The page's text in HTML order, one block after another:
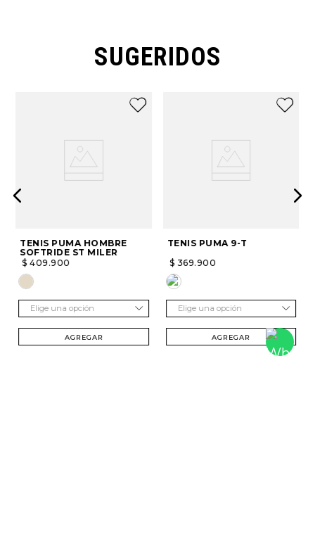
SUGERIDOS
TENIS PUMA HOMBRE
SOFTRIDE ST MILER
$ 409.900
Elige una opción
AGREGAR
TENIS PUMA 9-T
$ 369.900
Elige una opción
AGREGAR